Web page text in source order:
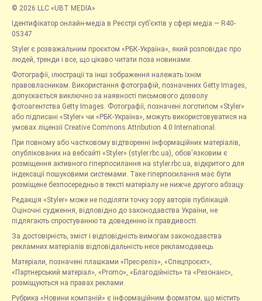
© 2026 LLC «UBT MEDIA»
Ідентифікатор онлайн-медіа в Реєстрі суб’єктів у сфері медіа — R40-
05347
Styler є розважальним проєктом «РБК-Україна», який розповідає про
людей, тренди і все, що цікаво читати поза новинами.
Фотографії, ілюстрації та інші зображення належать їхнім
правовласникам. Використання фотографій, позначених Getty Images,
допускається виключно за наявності письмового дозволу
фотоагентства Getty Images. Фотографії, позначені логотипом «Styler»
або підписані «Styler» чи «РБК-Україна», можуть використовуватися на
умовах ліцензії Creative Commons Attribution 4.0 International.
При повному або частковому відтворенні інформаційних матеріалів,
опублікованих на вебсайті «Styler» (styler.rbc.ua), обов'язковим є
розміщення активного гіперпосилання на styler.rbc.ua, відкритого для
індексації пошуковими системами. Таке гіперпосилання має бути
розміщене безпосередньо в тексті матеріалу не нижче другого абзацу.
Редакція «Styler» може не поділяти точку зору авторів публікацій.
Оціночні судження, відповідно до законодавства України, не
підлягають спростуванню та доведенню їх правдивості.
За достовірність, зміст і відповідність вимогам законодавства
рекламних матеріалів відповідальність несе рекламодавець.
Матеріали, позначені плашками «Прес-реліз», «Спецпроєкт»,
«Партнерський матеріал», «Promo», «Благодійність» та «Резонанс»,
розміщуються на правах реклами.
Рубрика «Новини компаній» є інформаційним форматом, що містить